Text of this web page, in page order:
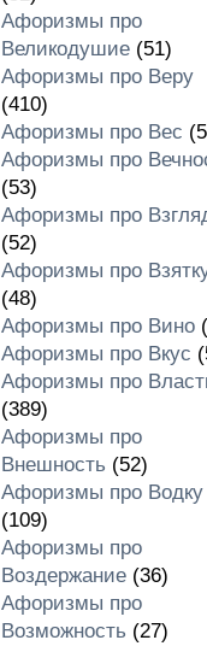
Афоризмы про
Великодушие(51)
Афоризмы про Веру
(410)
Афоризмы про Вес
Афоризмы про
(53)
Афоризмы про
(52)
Афоризмы про
(48)
Афоризмы про Вино
Афоризмы про Вкус
Афоризмы про
(389)
Афоризмы про
Внешность (52)
Афоризмы про Водку
(109)
Афоризмы про
Воздержание(36)
Афоризмы про
Возможность (27)